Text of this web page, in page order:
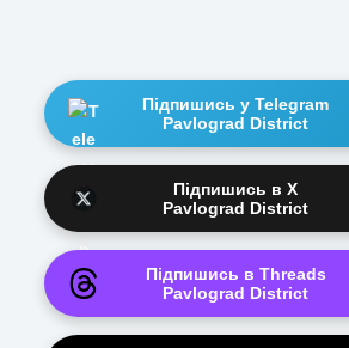
Підпишись у Telegram
Pavlograd District
Підпишись в X
Pavlograd District
Підпишись в Threads
Pavlograd District